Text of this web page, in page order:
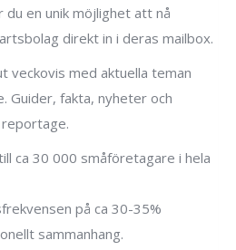
en unik möjlighet att nå
direkt in i deras mailbox.
veckovis med aktuella teman
Guider, fakta, nyheter och
ca 30 000 småföretagare i hela
på ca 30-35%
sammanhang.